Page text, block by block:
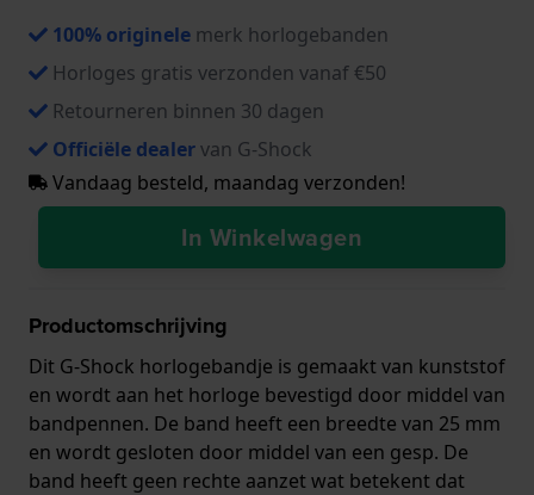
100% originele merk horlogebanden
Horloges gratis verzonden vanaf €50
Retourneren binnen 30 dagen
Officiële dealervan G-Shock
Vandaag besteld, maandag verzonden!
In Winkelwagen
Productomschrijving
Dit G-Shock horlogebandje is gemaakt van kunststof
en wordt aan het horloge bevestigd door middel van
bandpennen. De band heeft een breedte van 25 mm
en wordt gesloten door middel van een gesp. De
band heeft geen rechte aanzet wat betekent dat